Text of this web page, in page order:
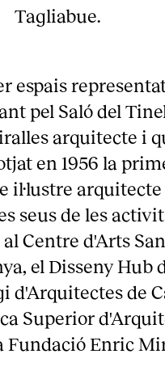
Tagliabue.
espais
pel Saló del
arquitecte i
en 1956 la
il·lustre
seus de les
Centre d'Arts
el Disseny Hub
d'Arquitectes de
Superior
Fundació Enric